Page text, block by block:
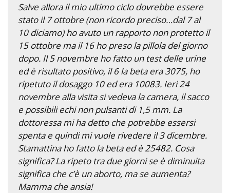
Salve allora il mio ultimo ciclo dovrebbe essere
stato il 7 ottobre (non ricordo preciso…dal 7 al
10 diciamo) ho avuto un rapporto non protetto il
15 ottobre ma il 16 ho preso la pillola del giorno
dopo. Il 5 novembre ho fatto un test delle urine
ed è risultato positivo, il 6 la beta era 3075, ho
ripetuto il dosaggo 10 ed era 10083. Ieri 24
novembre alla visita si vedeva la camera, il sacco
e possibili echi non pulsanti di 1,5 mm. La
dottoressa mi ha detto che potrebbe essersi
spenta e quindi mi vuole rivedere il 3 dicembre.
Stamattina ho fatto la beta ed è 25482. Cosa
significa? La ripeto tra due giorni se è diminuita
significa che c’è un aborto, ma se aumenta?
Mamma che ansia!